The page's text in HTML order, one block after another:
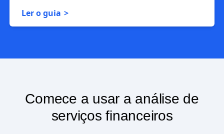
Ler o guia
Comece a usar a análise de
serviços financeiros